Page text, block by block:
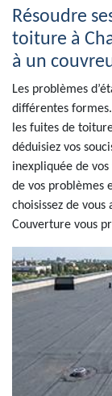
Résoudre
toiture à
à un
Les problèmes
différentes
les fuites de
déduisiez vos
inexpliquée de
de vos problèmes
choisissez de
Couverture vous